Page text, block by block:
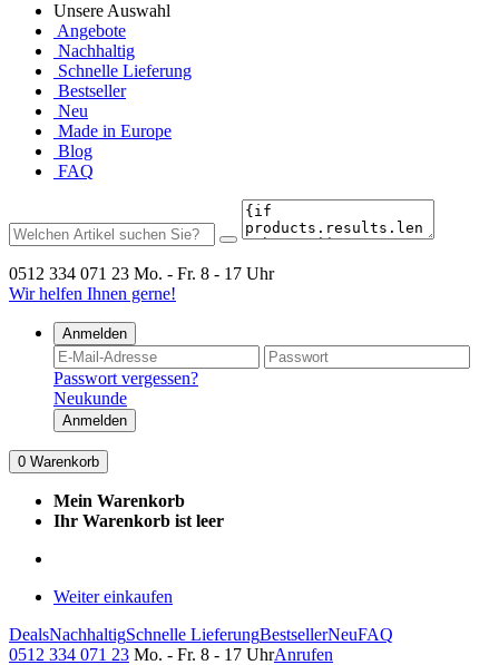
Unsere Auswahl
Angebote
Nachhaltig
Schnelle Lieferung
Bestseller
Neu
Made in Europe
Blog
FAQ
0512 334 071 23 Mo. - Fr. 8 - 17 Uhr
Wir helfen Ihnen gerne!
Anmelden
Passwort vergessen?
Neukunde
Anmelden
0 Warenkorb
Mein Warenkorb
Ihr Warenkorb ist leer
Weiter einkaufen
DealsNachhaltigSchnelle LieferungBestsellerNeuFAQ
0512 334 071 23 Mo. - Fr. 8 - 17 UhrAnrufen